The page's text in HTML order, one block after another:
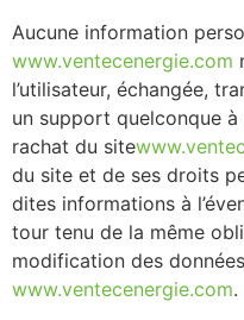
Aucune information
www.ventecenergie.com
l’utilisateur, échangée,
un support quelconque à
rachat du site
du site et de ses droits
dites informations à
tour tenu de la même
modification des
www.ventecenergie.com.